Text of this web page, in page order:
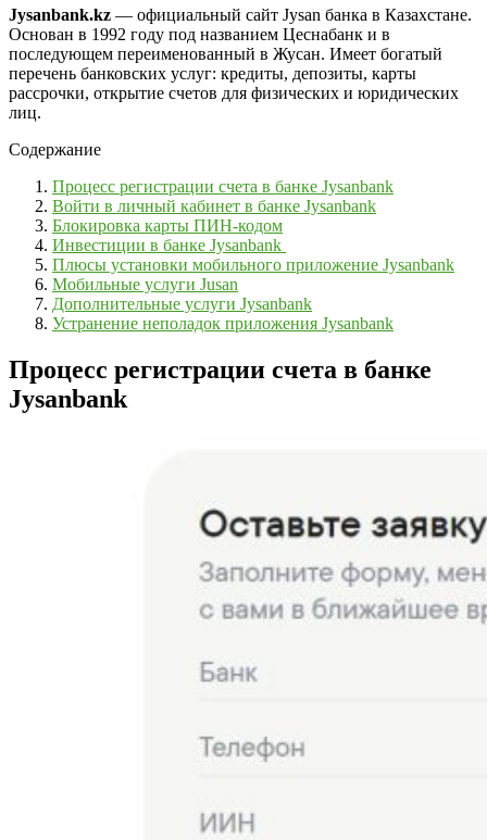
Jysanbank.kz — официальный сайт Jysan банка в Казахстане.
Основан в 1992 году под названием Цеснабанк и в
последующем переименованный в Жусан. Имеет богатый
перечень банковских услуг: кредиты, депозиты, карты
рассрочки, открытие счетов для физических и юридических
лиц.
Содержание
Процесс регистрации счета в банке Jysanbank
Войти в личный кабинет в банке Jysanbank
Блокировка карты ПИН-кодом
Инвестиции в банке Jysanbank
Плюсы установки мобильного приложение Jysanbank
Мобильные услуги Jusan
Дополнительные услуги Jysanbank
Устранение неполадок приложения Jysanbank
Процесс регистрации счета в банке
Jysanbank